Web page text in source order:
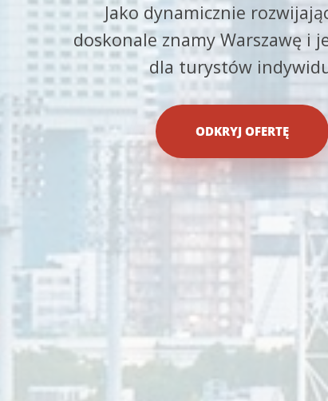
Jako dynamicznie
doskonale znamy Warszawę i
dla turystów
ODKRYJ OFERTĘ